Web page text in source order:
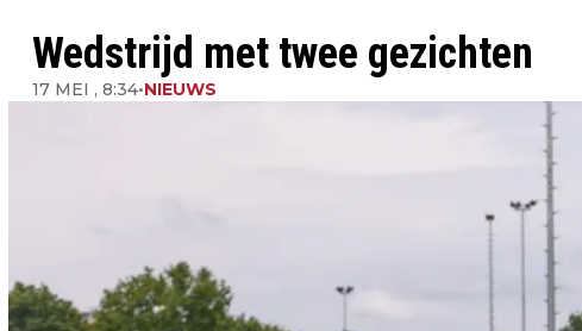
Wedstrijd met twee gezichten
17 MEI , 8:34•NIEUWS